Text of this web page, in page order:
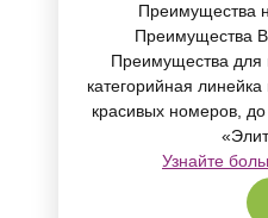
Преимущества
Преимущества
Преимущества для
категорийная
красивых номеров,
Узнайте